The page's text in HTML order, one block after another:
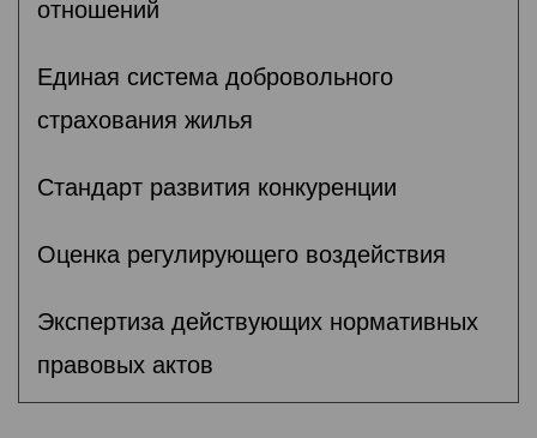
отношений
Единая система добровольного
страхования жилья
Стандарт развития конкуренции
Оценка регулирующего воздействия
Экспертиза действующих нормативных
правовых актов